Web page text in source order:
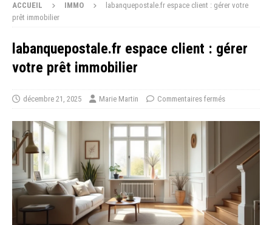
ACCUEIL IMMO
labanquepostale.fr espace client : gérer votre
prêt immobilier
labanquepostale.fr espace client : gérer
votre prêt immobilier
décembre 21, 2025 Marie Martin Commentaires fermés